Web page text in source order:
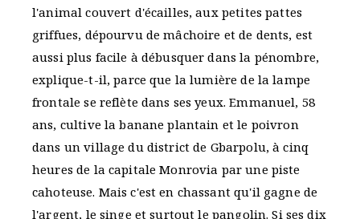
l'animal couvert d'écailles, aux petites pattes
griffues, dépourvu de mâchoire et de dents, est
aussi plus facile à débusquer dans la pénombre,
explique-t-il, parce que la lumière de la lampe
frontale se reflète dans ses yeux. Emmanuel, 58
ans, cultive la banane plantain et le poivron
dans un village du district de Gbarpolu, à cinq
heures de la capitale Monrovia par une piste
cahoteuse. Mais c'est en chassant qu'il gagne de
l'argent, le singe et surtout le pangolin. Si ses dix